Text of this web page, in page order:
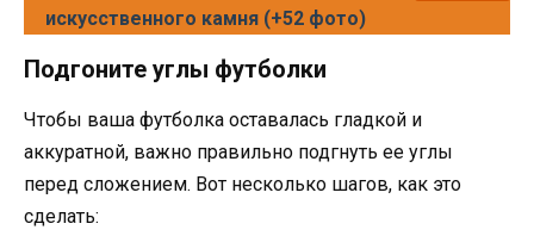
искусственного камня (+52 фото)
Подгоните углы футболки
Чтобы ваша футболка оставалась гладкой и
аккуратной, важно правильно подгнуть ее углы
перед сложением. Вот несколько шагов, как это
сделать: